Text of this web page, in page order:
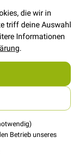
die wir in
triff deine Auswahl
Informationen
.
Betrieb unseres